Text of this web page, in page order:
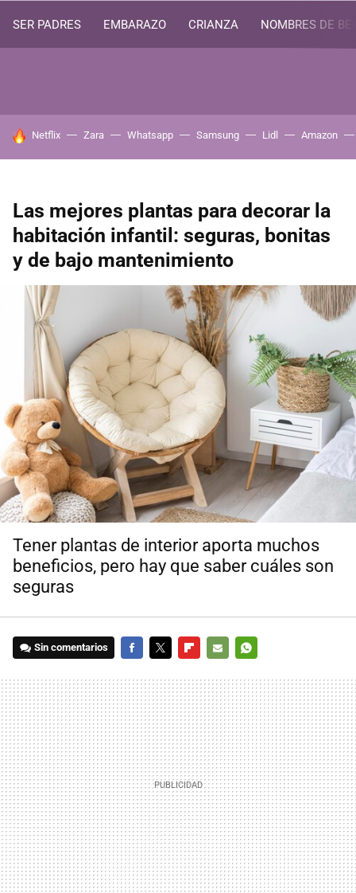
SER PADRES EMBARAZO CRIANZA NOMBRES DE
HOY SE HABLA DE
Netflix Zara Whatsapp Samsung Lidl Amazon
Las mejores plantas para decorar la
habitación infantil: seguras, bonitas
y de bajo mantenimiento
Tener plantas de interior aporta muchos
beneficios, pero hay que saber cuáles son
seguras
Sin comentarios
MAIL